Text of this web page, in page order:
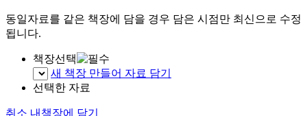
동일자료를 같은 책장에 담을 경우 담은 시점만 최신으로 수정
됩니다.
책장선택
새 책장 만들어 자료 담기
선택한 자료
취소 내책장에 담기